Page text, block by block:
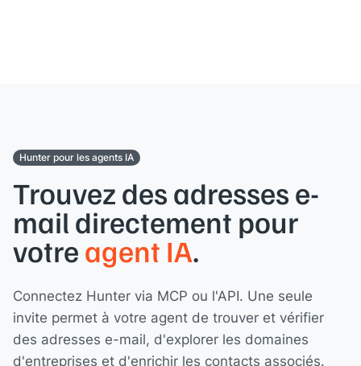
Hunter pour les agents IA
Trouvez des adresses e-
mail directement pour
votre agent IA.
Connectez Hunter via MCP ou l'API. Une seule
invite permet à votre agent de trouver et vérifier
des adresses e-mail, d'explorer les domaines
d'entreprises et d'enrichir les contacts associés.